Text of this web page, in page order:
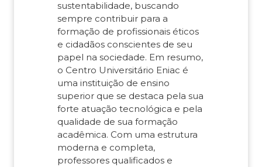
sustentabilidade, buscando
sempre contribuir para a
formação de profissionais éticos
e cidadãos conscientes de seu
papel na sociedade. Em resumo,
o Centro Universitário Eniac é
uma instituição de ensino
superior que se destaca pela sua
forte atuação tecnológica e pela
qualidade de sua formação
acadêmica. Com uma estrutura
moderna e completa,
professores qualificados e